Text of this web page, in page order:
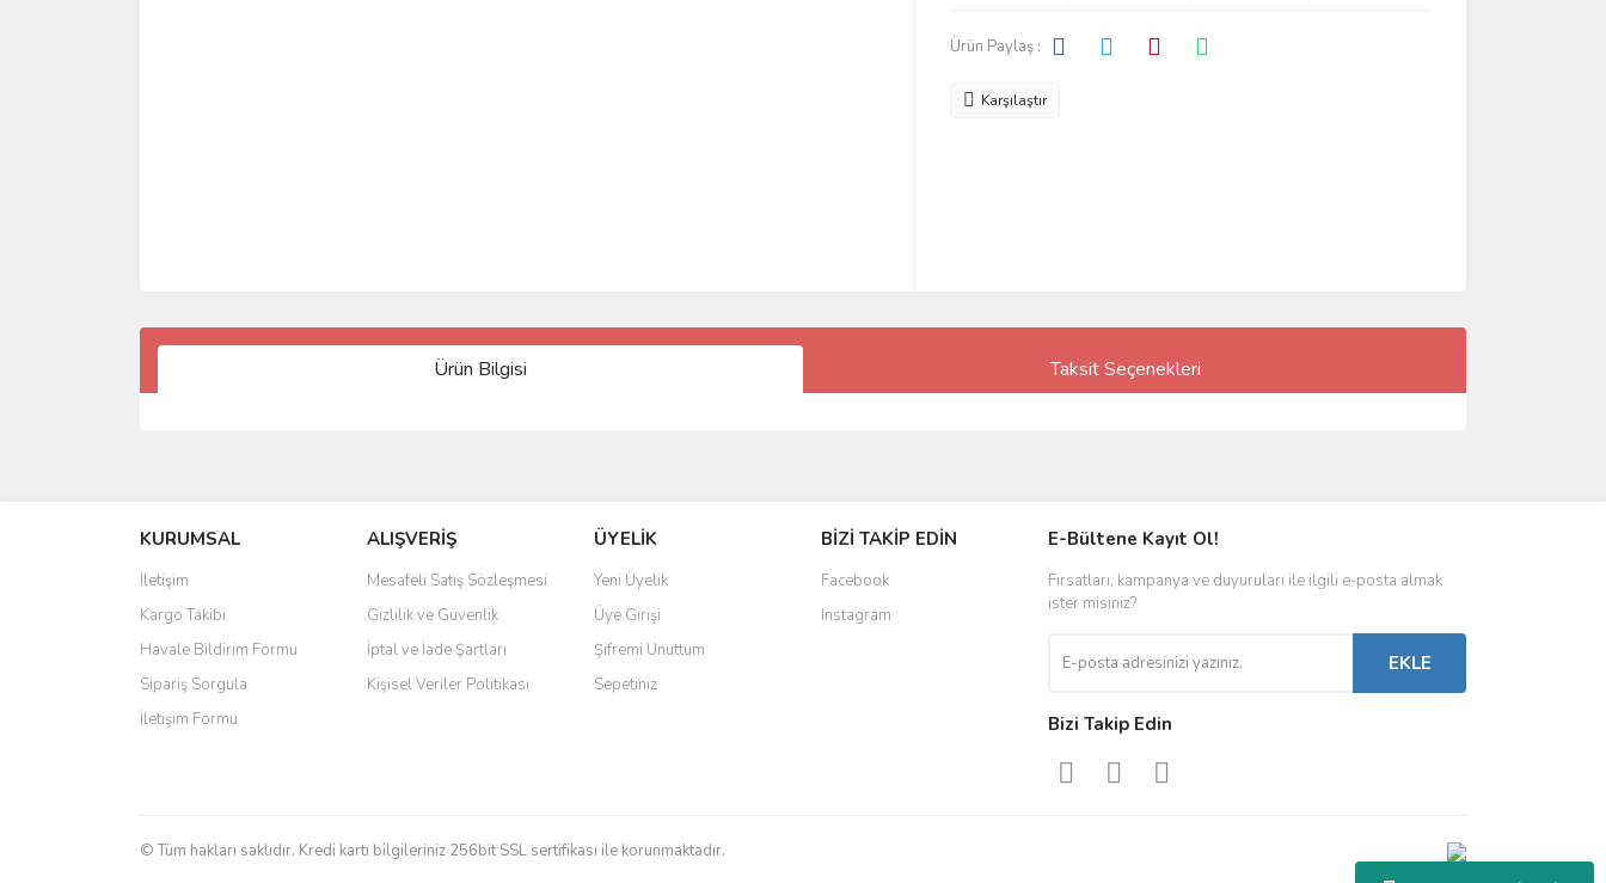
Ürün Paylaş :
Karşılaştır
Ürün Bilgisi Taksit Seçenekleri
KURUMSAL
İletişim
Kargo Takibi
Havale Bildirim Formu
Sipariş Sorgula
İletişim Formu
ALIŞVERİŞ
Mesafeli Satış Sözleşmesi
Gizlilik ve Güvenlik
İptal ve İade Şartları
Kişisel Veriler Politikası
ÜYELİK
Yeni Üyelik
Üye Girişi
Şifremi Unuttum
Sepetiniz
BİZİ TAKİP EDİN
Facebook
Instagram
E-Bültene Kayıt Ol!
Fırsatları, kampanya ve duyuruları ile ilgili e-posta almak
ister misiniz?
EKLE
Bizi Takip Edin
© Tüm hakları saklıdır. Kredi kartı bilgileriniz 256bit SSL sertifikası ile korunmaktadır.